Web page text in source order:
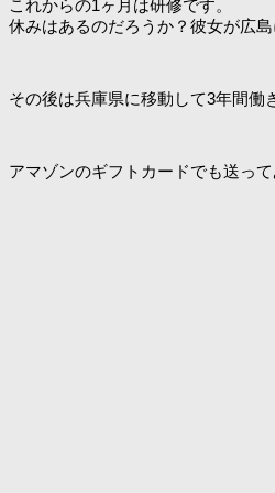
これからの1ヶ月は研修です。
休みはあるのだろうか？彼女が広
その後は兵庫県に移動して3年間働
アマゾンのギフトカードでも送って